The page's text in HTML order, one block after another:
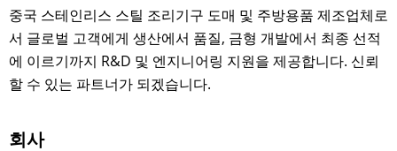
중국 스테인리스 스틸 조리기구 도매 및 주방용품 제조업체로
서 글로벌 고객에게 생산에서 품질, 금형 개발에서 최종 선적
에 이르기까지 R&D 및 엔지니어링 지원을 제공합니다. 신뢰
할 수 있는 파트너가 되겠습니다.
회사